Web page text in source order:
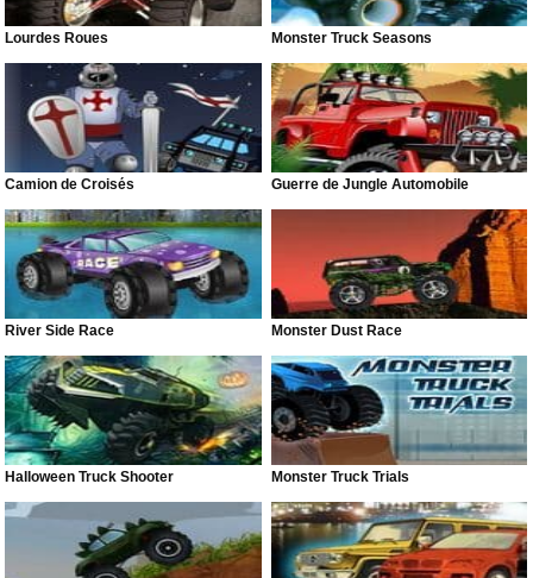
Lourdes Roues Monster Truck Seasons
Camion de Croisés Guerre de Jungle Automobile
River Side Race Monster Dust Race
Halloween Truck Shooter Monster Truck Trials